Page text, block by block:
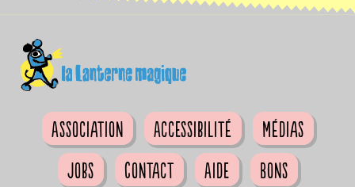
Association Accessibilité
Médias
Jobs
Contact Aide
Bons